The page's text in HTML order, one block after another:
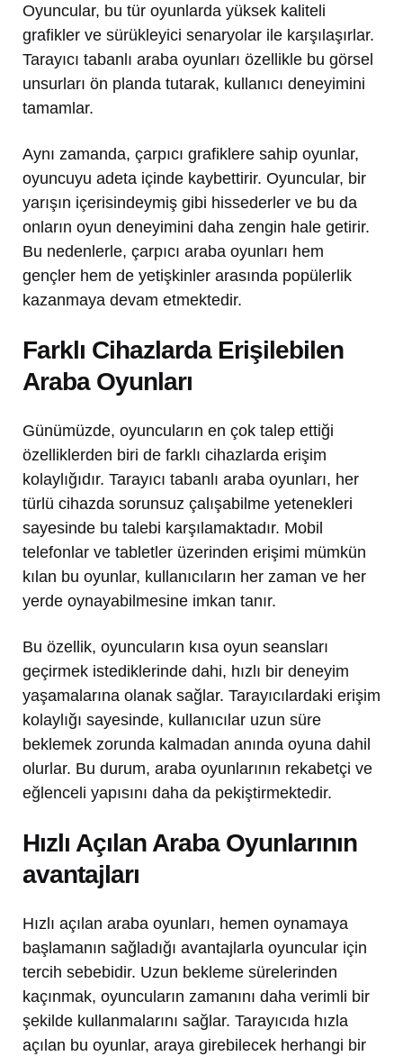
Oyuncular, bu tür oyunlarda yüksek kaliteli
grafikler ve sürükleyici senaryolar ile karşılaşırlar.
Tarayıcı tabanlı araba oyunları özellikle bu görsel
unsurları ön planda tutarak, kullanıcı deneyimini
tamamlar.
Aynı zamanda, çarpıcı grafiklere sahip oyunlar,
oyuncuyu adeta içinde kaybettirir. Oyuncular, bir
yarışın içerisindeymiş gibi hissederler ve bu da
onların oyun deneyimini daha zengin hale getirir.
Bu nedenlerle, çarpıcı araba oyunları hem
gençler hem de yetişkinler arasında popülerlik
kazanmaya devam etmektedir.
Farklı Cihazlarda Erişilebilen
Araba Oyunları
Günümüzde, oyuncuların en çok talep ettiği
özelliklerden biri de farklı cihazlarda erişim
kolaylığıdır. Tarayıcı tabanlı araba oyunları, her
türlü cihazda sorunsuz çalışabilme yetenekleri
sayesinde bu talebi karşılamaktadır. Mobil
telefonlar ve tabletler üzerinden erişimi mümkün
kılan bu oyunlar, kullanıcıların her zaman ve her
yerde oynayabilmesine imkan tanır.
Bu özellik, oyuncuların kısa oyun seansları
geçirmek istediklerinde dahi, hızlı bir deneyim
yaşamalarına olanak sağlar. Tarayıcılardaki erişim
kolaylığı sayesinde, kullanıcılar uzun süre
beklemek zorunda kalmadan anında oyuna dahil
olurlar. Bu durum, araba oyunlarının rekabetçi ve
eğlenceli yapısını daha da pekiştirmektedir.
Hızlı Açılan Araba Oyunlarının
avantajları
Hızlı açılan araba oyunları, hemen oynamaya
başlamanın sağladığı avantajlarla oyuncular için
tercih sebebidir. Uzun bekleme sürelerinden
kaçınmak, oyuncuların zamanını daha verimli bir
şekilde kullanmalarını sağlar. Tarayıcıda hızla
açılan bu oyunlar, araya girebilecek herhangi bir